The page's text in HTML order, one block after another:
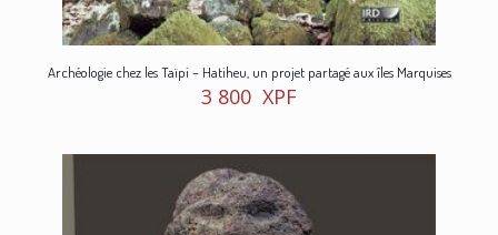
Archéologie chez les Taïpi – Hatiheu, un projet partagé aux îles Marquises
3 800 XPF